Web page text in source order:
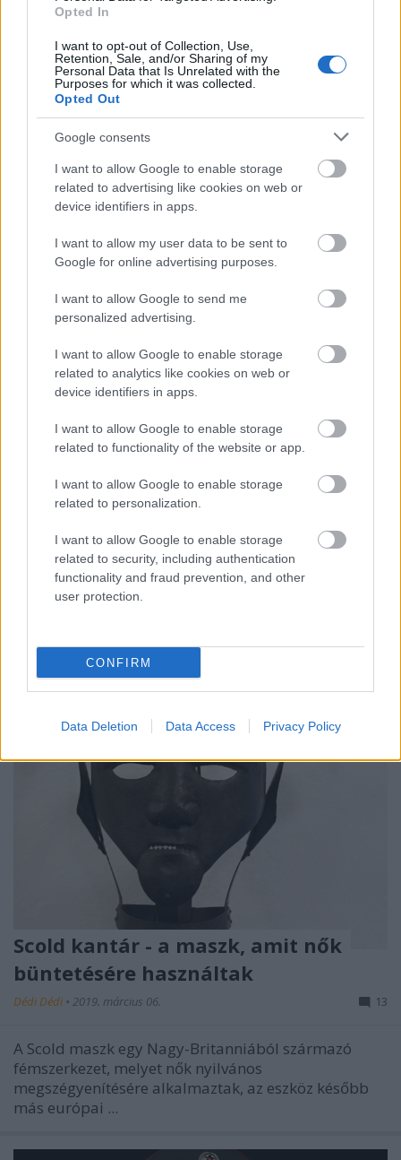
Opted In
I want to opt-out of Collection, Use,
Retention, Sale, and/or Sharing of my
Personal Data that Is Unrelated with the
Purposes for which it was collected.
Opted Out
Google consents
I want to allow Google to enable storage
related to advertising like cookies on web or
device identifiers in apps.
I want to allow my user data to be sent to
Google for online advertising purposes.
I want to allow Google to send me
personalized advertising.
I want to allow Google to enable storage
related to analytics like cookies on web or
device identifiers in apps.
I want to allow Google to enable storage
related to functionality of the website or app.
I want to allow Google to enable storage
related to personalization.
I want to allow Google to enable storage
related to security, including authentication
functionality and fraud prevention, and other
user protection.
CONFIRM
Data Deletion Data Access Privacy Policy
Kommunista-e a nőnap? Egy mítosz
története
Dédi Dédi•2019. március 08.
Bár a nőnap erősebb hagyományokkal rendelkezik
Európában mint az Egyesült Államokban,
Viva Las Vegas - 20 lenyűgöző fotó a
80-as évek Las Vegasáról
A 20. század közepén a las vegasi szervezett bűnözés
fokozatos leáldozásával egy új fejezet nyílt a város
Scold kantár - a maszk, amit nők
büntetésére használtak
Dédi Dédi • 2019. március 06. 13
A Scold maszk egy Nagy-Britanniából származó
fémszerkezet, melyet nők nyilvános
megszégyenítésére alkalmaztak, az eszköz később
más európai ...